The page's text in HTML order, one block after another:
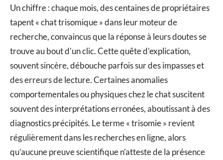
Un chiffre : chaque mois, des centaines de propriétaires
tapent « chat trisomique » dans leur moteur de
recherche, convaincus que la réponse à leurs doutes se
trouve au bout d’un clic. Cette quête d’explication,
souvent sincère, débouche parfois sur des impasses et
des erreurs de lecture. Certaines anomalies
comportementales ou physiques chez le chat suscitent
souvent des interprétations erronées, aboutissant à des
diagnostics précipités. Le terme « trisomie » revient
régulièrement dans les recherches en ligne, alors
qu’aucune preuve scientifique n’atteste de la présence